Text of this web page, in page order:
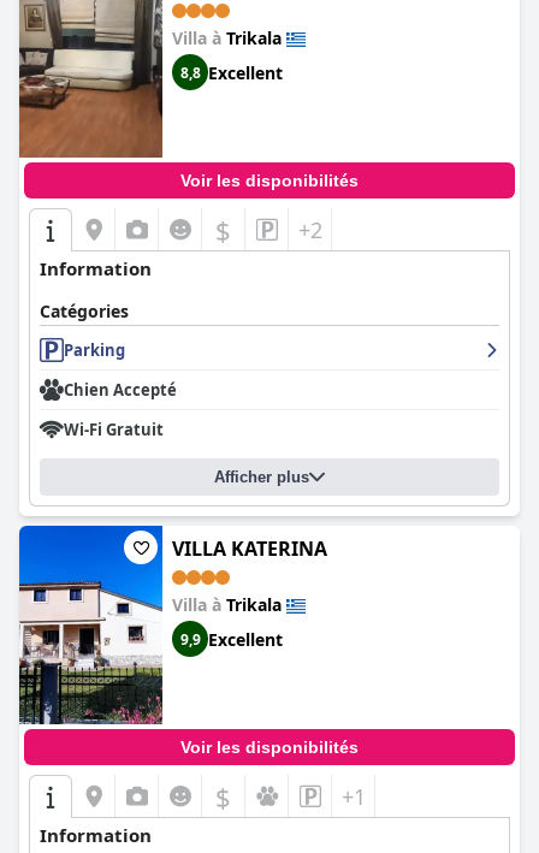
Villa à Trikala
8,8 Excellent
Voir les disponibilités
$ +2
Information
Catégories
Parking
Chien Accepté
Wi-Fi Gratuit
Afficher plus
VILLA KATERINA
Villa à Trikala
9,9 Excellent
Voir les disponibilités
$ +1
Information